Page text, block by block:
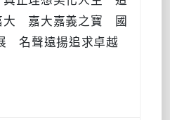
大 嘉大嘉義之寶 國
名聲遠揚追求卓越